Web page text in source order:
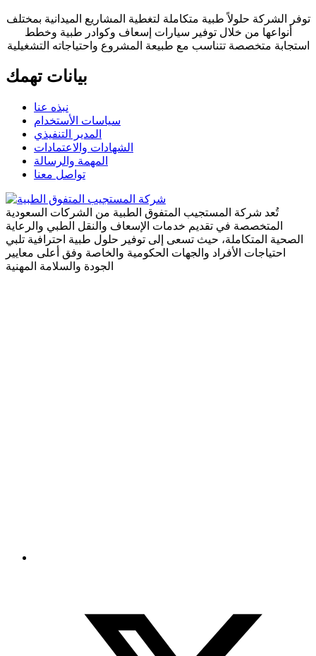
توفر الشركة حلولاً طبية متكاملة لتغطية المشاريع الميدانية بمختلف
أنواعها من خلال توفير سيارات إسعاف وكوادر طبية وخطط
استجابة متخصصة تتناسب مع طبيعة المشروع واحتياجاته التشغيلية
بيانات تهمك
نبذه عنا
سياسات الأستخدام
المدير التنفيذي
الشهادات والاعتمادات
المهمة والرسالة
تواصل معنا
تُعد شركة المستجيب المتفوق الطبية من الشركات السعودية
المتخصصة في تقديم خدمات الإسعاف والنقل الطبي والرعاية
الصحية المتكاملة، حيث تسعى إلى توفير حلول طبية احترافية تلبي
احتياجات الأفراد والجهات الحكومية والخاصة وفق أعلى معايير
الجودة والسلامة المهنية